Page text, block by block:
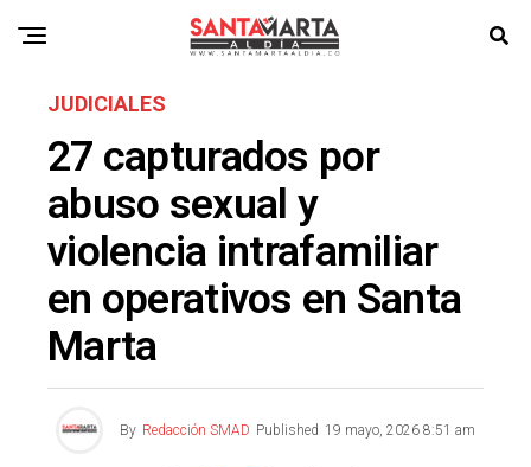
JUDICIALES
27 capturados por
abuso sexual y
violencia intrafamiliar
en operativos en Santa
Marta
By Redacción SMAD Published 19 mayo, 2026 8:51 am